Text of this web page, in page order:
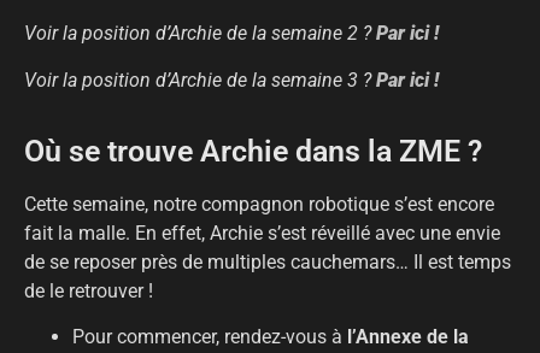
Voir la position d’Archie de la semaine 2 ?Par ici !
Voir la position d’Archie de la semaine 3 ?Par ici !
Où se trouve Archie dans la ZME ?
Cette semaine, notre compagnon robotique s’est encore
fait la malle. En effet, Archie s’est réveillé avec une envie
de se reposer près de multiples cauchemars… Il est temps
de le retrouver !
Pour commencer, rendez-vous à l’Annexe de la